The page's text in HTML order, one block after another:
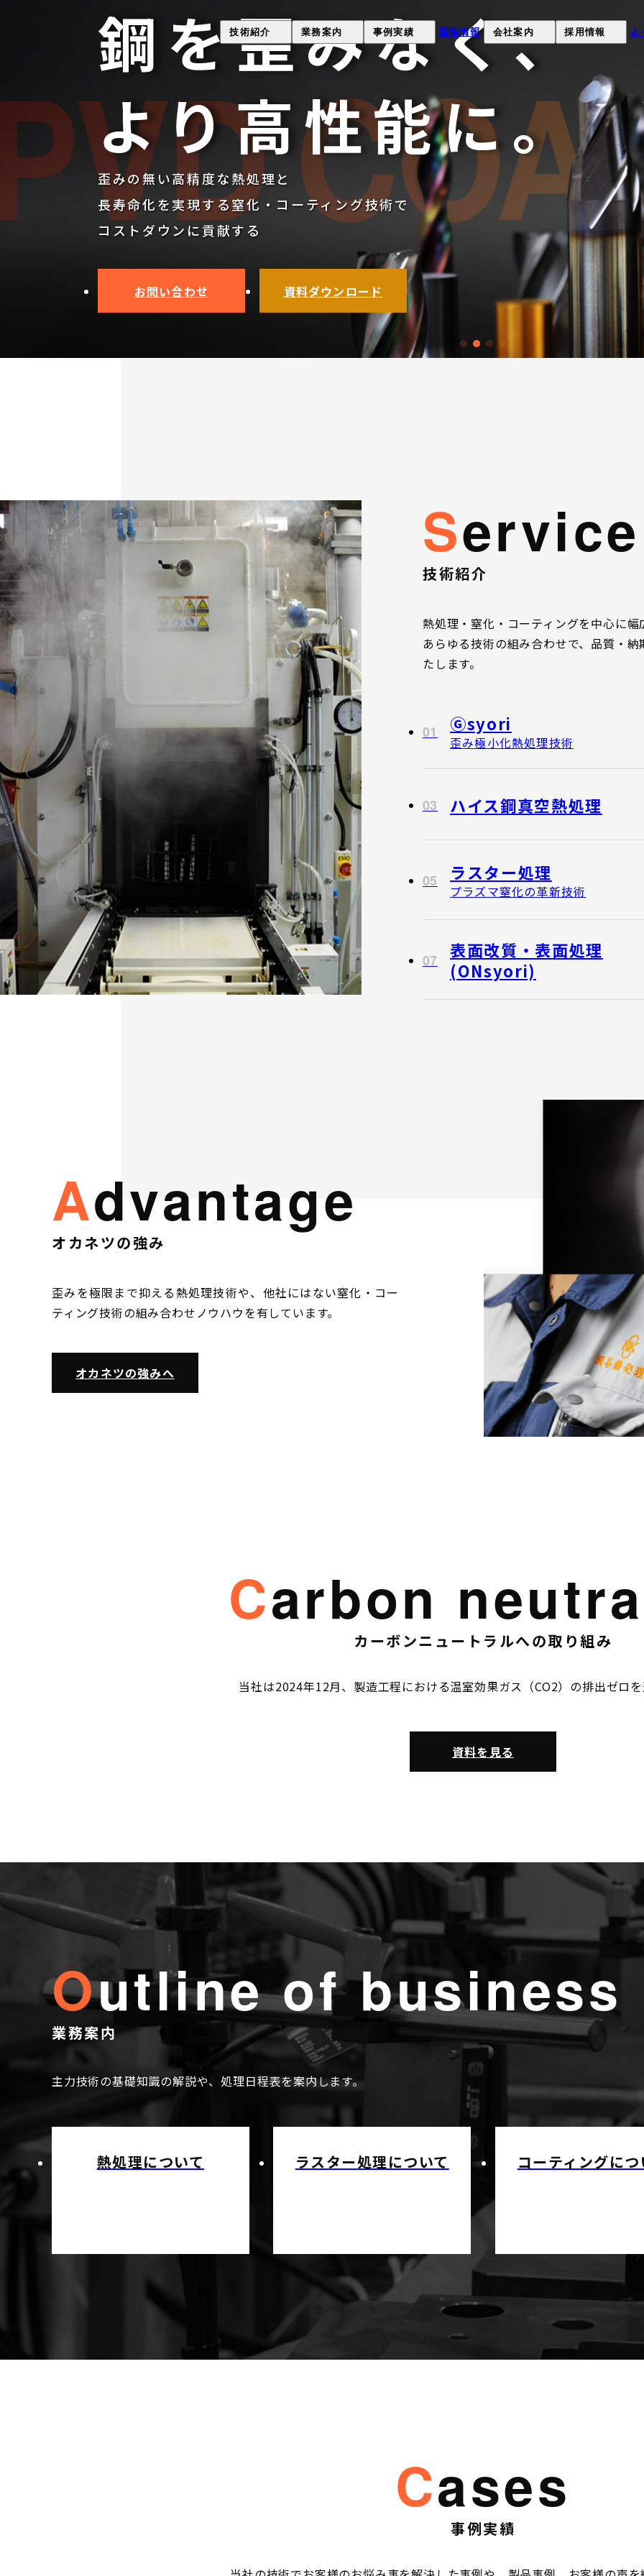
技術紹介
歪み極小熱処理技術（Gsyori）
PVDコーティング・
イオンプレーティング
ラスター処理
真空熱処理
ハイス鋼真空熱処理
表面改質・表面処理(ONsyori）
業務案内
コーティングについて
ラスター処理について
全処理日程表
事例実績
課題解決事例
製品事例
お客様の声
設備情報 会社案内
オカネツの強み
会社概要
経営理念
沿革
品質環境への取り組み
SDGsへの取組み
健康経営
採用情報
採用情報
募集要項
採用応募
工場見学申し込み(就職希
よ
鋼を歪みなく、
より高性能に。
歪みの無い高精度な熱処理と
長寿命化を実現する窒化・コーティング技術で
コストダウンに貢献する
お問い合わせ 資料ダウンロード
技術紹介
service
熱処理・窒化・コーティングを中心に
あらゆる技術の組み合わせで、品質・
たします。
01 Ⓖsyori
歪み極小化熱処理技術
03 ハイス鋼真空熱処理
05 ラスター処理
プラズマ窒化の革新技術
07
表面改質・表面処理
(ONsyori)
オカネツの強み
advantage
歪みを極限まで抑える熱処理技術や、他社にはない窒化・コー
ティング技術の組み合わせノウハウを有しています。
オカネツの強みへ
カーボンニュートラルへの取り組み
Carbon
当社は2024年12月、製造工程における温室効果ガス（CO2）の排出ゼロ
資料を見る
業務案内
outlineof business
主力技術の基礎知識の解説や、処理日程表を案内します。
熱処理について ラスター処理について コーティングに
事例実績
cases